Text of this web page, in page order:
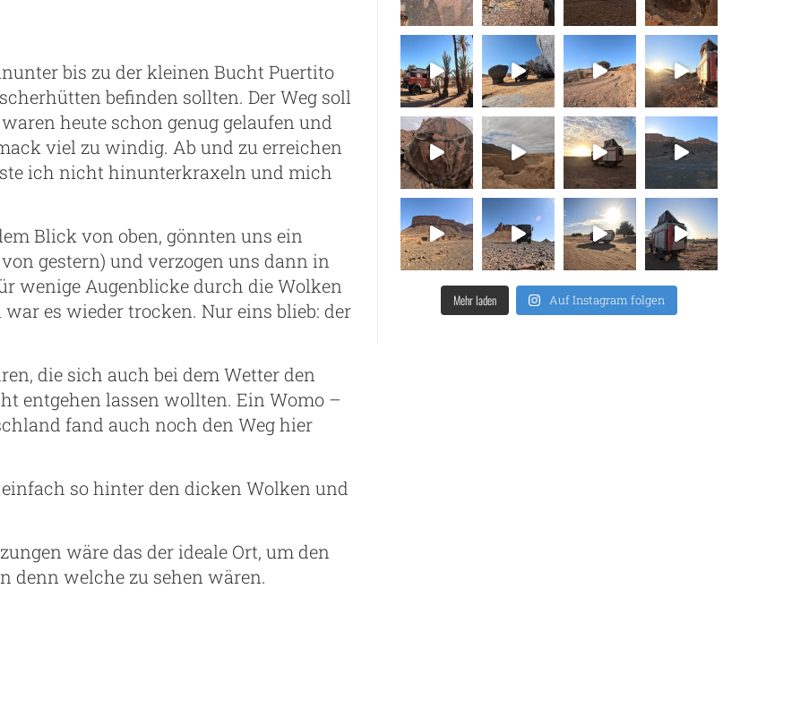
bis zu der kleinen Bucht Puertito
befinden sollten. Der Weg soll
heute schon genug gelaufen und
viel zu windig. Ab und zu erreichen
ich nicht hinunterkraxeln und mich
Blick von oben, gönnten uns ein
gestern) und verzogen uns dann in
wenige Augenblicke durch die Wolken
es wieder trocken. Nur eins blieb: der
die sich auch bei dem Wetter den
entgehen lassen wollten. Ein Womo –
fand auch noch den Weg hier
so hinter den dicken Wolken und
wäre das der ideale Ort, um den
denn welche zu sehen wären.
Mehr laden Auf Instagram folgen